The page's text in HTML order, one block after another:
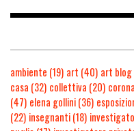
ambiente (19) art (40) art blog
casa (32) collettiva (20)
(47) elena gollini(36)
(22) insegnanti(18)